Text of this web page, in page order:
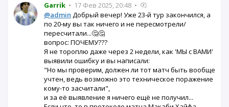
Garrik • 17 Фев 2025, 20:48 •
@admin Добрый вечер! Уже 23-й тур закончился, а
по 20-му вы так ничего и не пересмотрели/
пересчитали...🤔🤔
вопрос: ПОЧЕМУ???
Я не тороплю даже через 2 недели, как 'МЫ с ВАМИ'
выявили ошибку и вы написали:
"Но мы проверим, должен ли тот матч быть вообще
учтен, ведь возможно это техническое поражение
кому-то засчитали",
и за её выявление я ничего ещё не получил...